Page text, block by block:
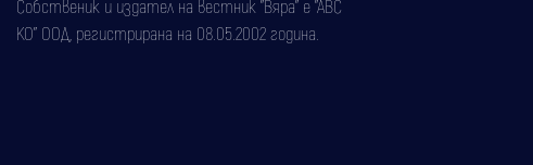
Собственик и издател на вестник "Вяра" е "АВС
КО" ООД, регистрирана на 08.05.2002 година.